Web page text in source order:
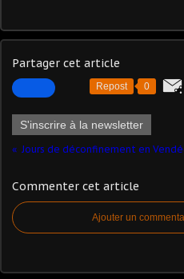
Partager cet article
Repost 0
S'inscrire à la newsletter
Jours de déconfinement en
Commenter cet article
Ajouter un